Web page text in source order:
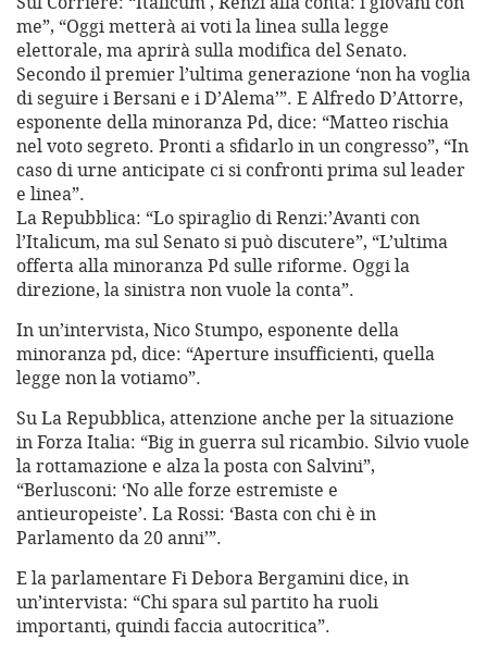
me”, “Oggi metterà ai voti la linea sulla legge
elettorale, ma aprirà sulla modifica del Senato.
Secondo il premier l’ultima generazione ‘non ha voglia
di seguire i Bersani e i D’Alema’”. E Alfredo D’Attorre,
esponente della minoranza Pd, dice: “Matteo rischia
nel voto segreto. Pronti a sfidarlo in un congresso”, “In
caso di urne anticipate ci si confronti prima sul leader
e linea”.
La Repubblica: “Lo spiraglio di Renzi:’Avanti con
l’Italicum, ma sul Senato si può discutere”, “L’ultima
offerta alla minoranza Pd sulle riforme. Oggi la
direzione, la sinistra non vuole la conta”.
In un’intervista, Nico Stumpo, esponente della
minoranza pd, dice: “Aperture insufficienti, quella
legge non la votiamo”.
Su La Repubblica, attenzione anche per la situazione
in Forza Italia: “Big in guerra sul ricambio. Silvio vuole
la rottamazione e alza la posta con Salvini”,
“Berlusconi: ‘No alle forze estremiste e
antieuropeiste’. La Rossi: ‘Basta con chi è in
Parlamento da 20 anni’”.
E la parlamentare Fi Debora Bergamini dice, in
un’intervista: “Chi spara sul partito ha ruoli
importanti, quindi faccia autocritica”.